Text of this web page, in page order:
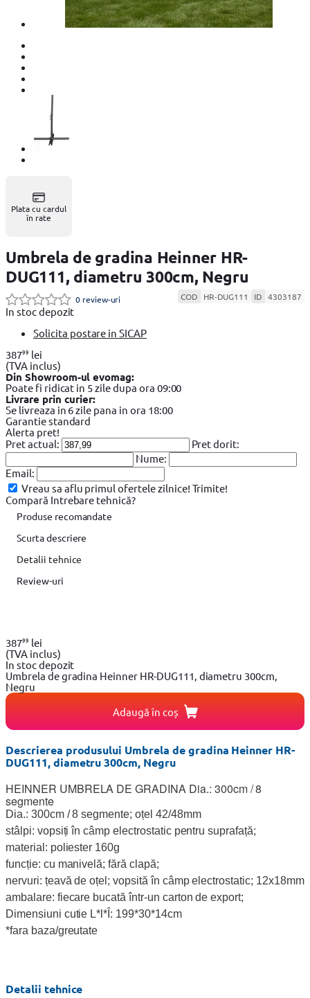
Plata cu cardul
în rate
Umbrela de gradina Heinner HR-
DUG111, diametru 300cm, Negru
0 review-uri COD HR-DUG111 ID 4303187
In stoc depozit
Solicita postare in SICAP
38799 lei
(TVA inclus)
Din Showroom-ul evomag:
Poate fi ridicat in 5 zile dupa ora 09:00
Livrare prin curier:
Se livreaza in 6 zile pana in ora 18:00
Garantie standard
Alerta pret!
Pret actual:
Pret dorit:
Nume:
Email:
Vreau sa aflu primul ofertele zilnice! Trimite!
Compară Intrebare tehnică?
Produse recomandate
Scurta descriere
Detalii tehnice
Review-uri
38799 lei
(TVA inclus)
In stoc depozit
Umbrela de gradina Heinner HR-DUG111, diametru 300cm,
Negru
Adaugă în coș
Descrierea produsului Umbrela de gradina Heinner HR-
DUG111, diametru 300cm, Negru
HEINNER UMBRELA DE GRADINA Dia.: 300cm / 8
segmente
Dia.: 300cm / 8 segmente; oțel 42/48mm
stâlpi: vopsiți în câmp electrostatic pentru suprafață;
material: poliester 160g
funcție: cu manivelă; fără clapă;
nervuri: țeavă de oțel; vopsită în câmp electrostatic; 12x18mm
ambalare: fiecare bucată într-un carton de export;
Dimensiuni cutie L*l*Î: 199*30*14cm
*fara baza/greutate
Detalii tehnice